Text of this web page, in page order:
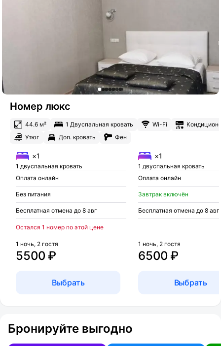
Номер люкс
44.6 м² 1 Двуспальная кровать Wi-Fi
Утюг
Доп. кровать Фен
×1
1 двуспальная кровать
Оплата онлайн
Без питания
Бесплатная отмена до 8 авг
Остался 1 номер по этой цене
5500 ₽
1 ночь, 2 гостя
Выбрать
×1
1 двуспальная кровать
Оплата онлайн
Завтрак включён
Бесплатная отмена до 8 авг
6500 ₽
1 ночь, 2 гостя
Выбрать
Бронируйте выгодно